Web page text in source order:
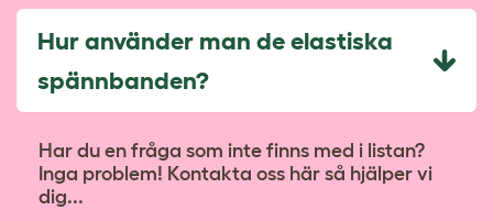
Hur använder man de elastiska
spännbanden?
Har du en fråga som inte finns med i listan?
Inga problem! Kontakta oss här så hjälper vi
dig...